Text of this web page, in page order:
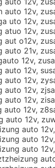
auto 12v,
uto 12v,
atuo 12v,
aut o12v,
auto 21v,
12v,
auto 12v,
auto 12v,
auto 12v,
auto 12v,
auto 12v,
auto 12v,
auto
auto
auto